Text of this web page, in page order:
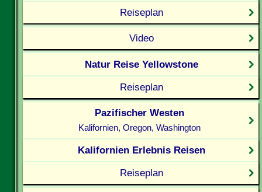
Reiseplan
Video
Natur Reise Yellowstone
Reiseplan
Pazifischer Westen
Kalifornien, Oregon, Washington
Kalifornien Erlebnis Reisen
Reiseplan